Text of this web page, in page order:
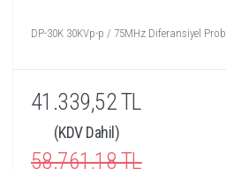
DP-30K 30KVp-p / 75MHz Diferansiyel Prob
41.339,52 TL
(KDV Dahil)
58.761,18 TL